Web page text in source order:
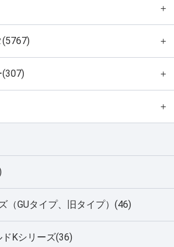
＋
(5767) ＋
(307) ＋
＋
（GUタイプ、旧タイプ）(46)
Kシリーズ(36)